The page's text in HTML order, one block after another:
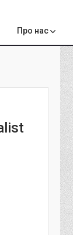
Про нас